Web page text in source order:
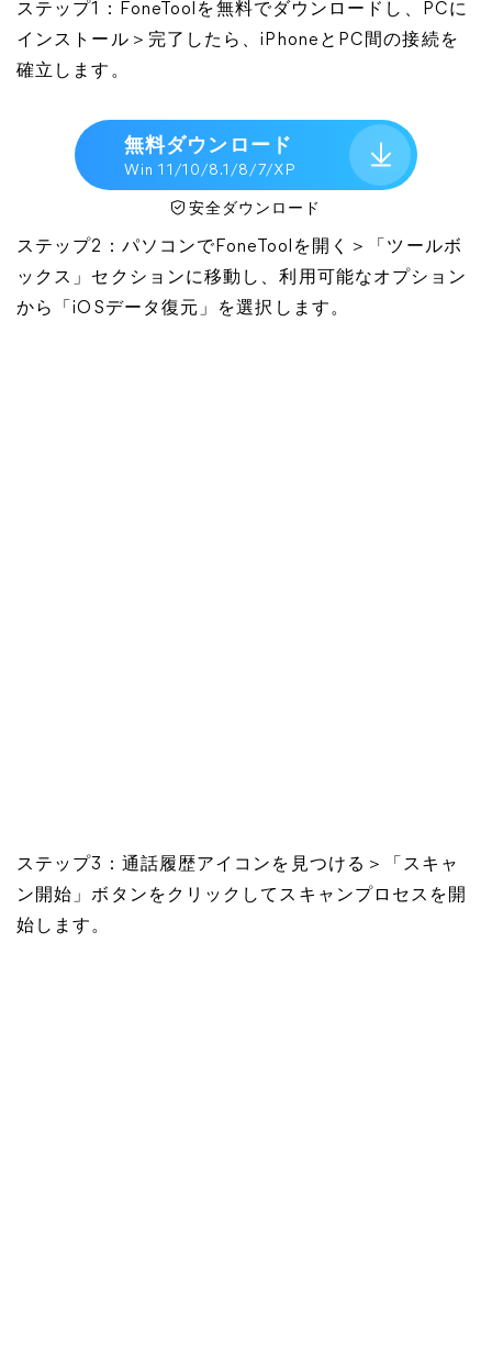
ステップ1：FoneToolを無料でダウンロードし、PCに
インストール＞完了したら、iPhoneとPC間の接続を
確立します。
無料ダウンロード
Win 11/10/8.1/8/7/XP
安全ダウンロード
ステップ2：パソコンでFoneToolを開く＞「ツールボ
ックス」セクションに移動し、利用可能なオプション
から「iOSデータ復元」を選択します。
ステップ3：通話履歴アイコンを見つける＞「スキャ
ン開始」ボタンをクリックしてスキャンプロセスを開
始します。